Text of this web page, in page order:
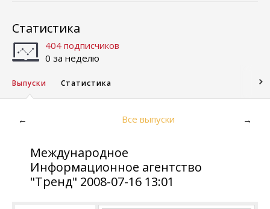
Статистика
404 подписчиков
0 за неделю
Выпуски Статистика
← Все выпуски →
Международное
Информационное агентство
"Тренд" 2008-07-16 13:01